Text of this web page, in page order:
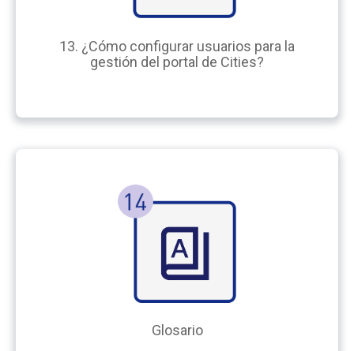
13. ¿Cómo configurar usuarios para la
gestión del portal de Cities?
Glosario